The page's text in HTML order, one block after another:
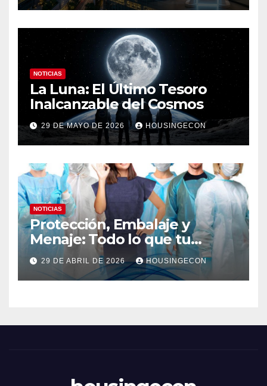
NOTICIAS
La Luna: El Último Tesoro
Inalcanzable del Cosmos
29 DE MAYO DE 2026 HOUSINGECON
NOTICIAS
Protección, Embalaje y
Menaje: Todo lo que tu
negocio necesita en un solo
lugar
29 DE ABRIL DE 2026 HOUSINGECON